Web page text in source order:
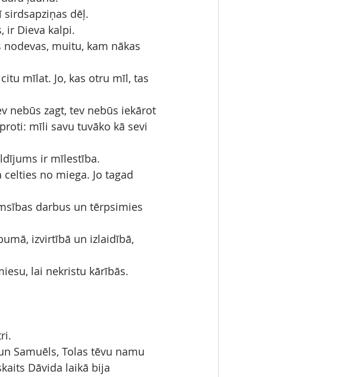
dēļ.
ir Dieva kalpi.
muitu, kam nākas
mīlat. Jo, kas otru mīl, tas
nebūs zagt, tev nebūs iekārot
mīli savu tuvāko kā sevi
ir mīlestība.
no miega. Jo tagad
darbus un tērpsimies
izvirtībā un izlaidībā,
lai nekristu kārībās.
Samuēls, Tolas tēvu namu
Dāvida laikā bija